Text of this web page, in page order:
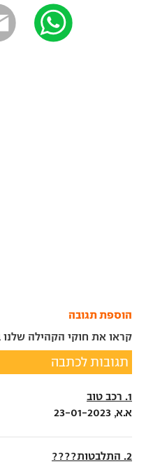
הוספת תגובה
קראו את חוקי הקהילה שלנו
תגובות לכתבה
1. רכב טוב
א.א, 23-01-2023
2. התלבטות????